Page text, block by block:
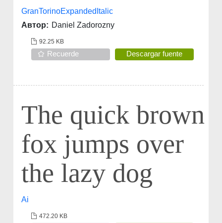
GranTorinoExpandedItalic
Автор: Daniel Zadorozny
92.25 KB
Recuerde Descargar fuente
The quick brown
fox jumps over
the lazy dog
Ai
472.20 KB